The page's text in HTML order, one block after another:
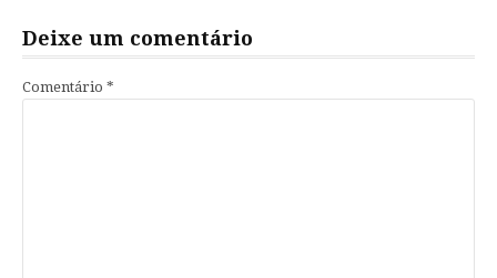
Deixe um comentário
Comentário *